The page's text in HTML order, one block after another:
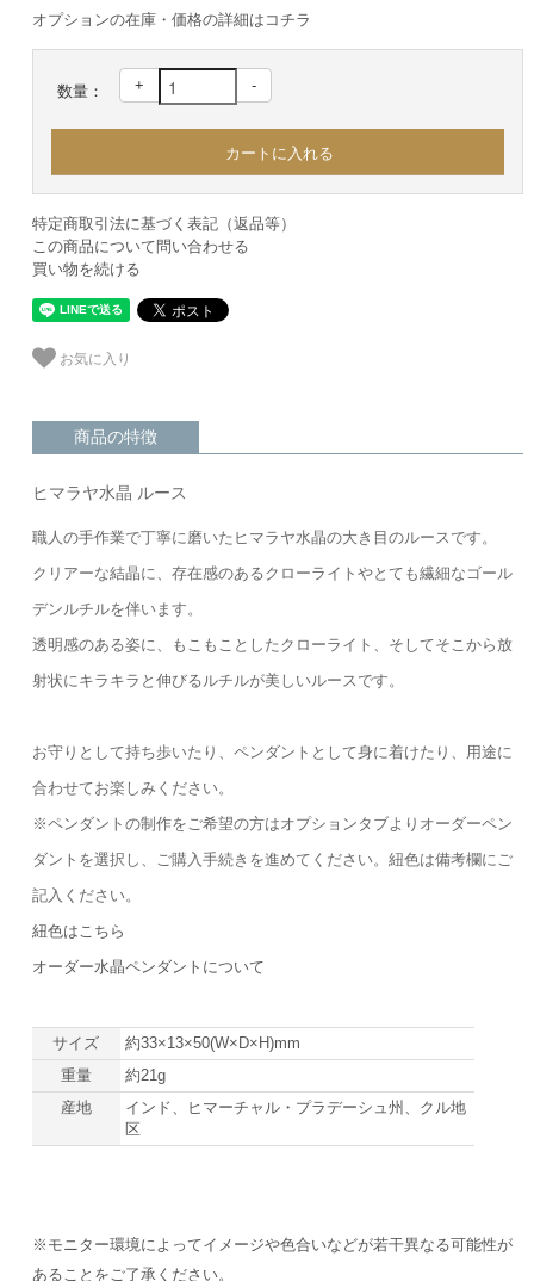
オプションの在庫・価格の詳細はコチラ
数量： + -
特定商取引法に基づく表記（返品等）
この商品について問い合わせる
買い物を続ける
お気に入り
商品の特徴
ヒマラヤ水晶 ルース
職人の手作業で丁寧に磨いたヒマラヤ水晶の大き目のルースです。
クリアーな結晶に、存在感のあるクローライトやとても繊細なゴール
デンルチルを伴います。
透明感のある姿に、もこもことしたクローライト、そしてそこから放
射状にキラキラと伸びるルチルが美しいルースです。
お守りとして持ち歩いたり、ペンダントとして身に着けたり、用途に
合わせてお楽しみください。
※ペンダントの制作をご希望の方はオプションタブよりオーダーペン
ダントを選択し、ご購入手続きを進めてください。紐色は備考欄にご
記入ください。
紐色はこちら
オーダー水晶ペンダントについて
サイズ
約33×13×50(W×D×H)mm
重量
約21g
産地
インド、ヒマーチャル・プラデーシュ州、クル地
区
※モニター環境によってイメージや色合いなどが若干異なる可能性が
あることをご了承ください。